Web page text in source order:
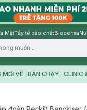
MặtTẩy tế bào chếtBioderma
MỚI VỀ BÁN CHẠY CLINIC